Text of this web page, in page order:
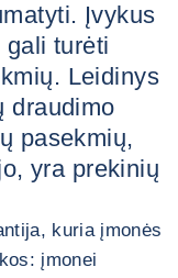
Įvykus
gali turėti
Leidinys
draudimo
pasekmių,
yra prekinių
kuria įmonės
įmonei